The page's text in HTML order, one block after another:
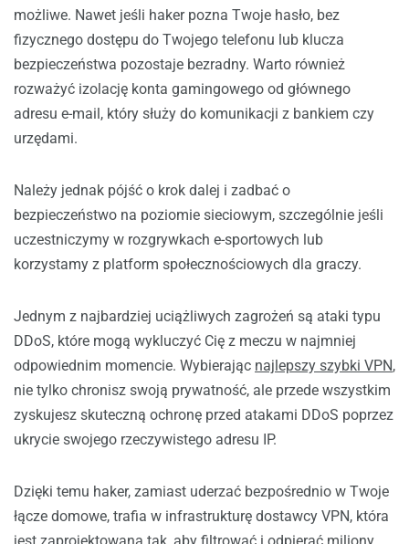
możliwe. Nawet jeśli haker pozna Twoje hasło, bez
fizycznego dostępu do Twojego telefonu lub klucza
bezpieczeństwa pozostaje bezradny. Warto również
rozważyć izolację konta gamingowego od głównego
adresu e-mail, który służy do komunikacji z bankiem czy
urzędami.
Należy jednak pójść o krok dalej i zadbać o
bezpieczeństwo na poziomie sieciowym, szczególnie jeśli
uczestniczymy w rozgrywkach e-sportowych lub
korzystamy z platform społecznościowych dla graczy.
Jednym z najbardziej uciążliwych zagrożeń są ataki typu
DDoS, które mogą wykluczyć Cię z meczu w najmniej
odpowiednim momencie. Wybierając najlepszy szybki VPN,
nie tylko chronisz swoją prywatność, ale przede wszystkim
zyskujesz skuteczną ochronę przed atakami DDoS poprzez
ukrycie swojego rzeczywistego adresu IP.
Dzięki temu haker, zamiast uderzać bezpośrednio w Twoje
łącze domowe, trafia w infrastrukturę dostawcy VPN, która